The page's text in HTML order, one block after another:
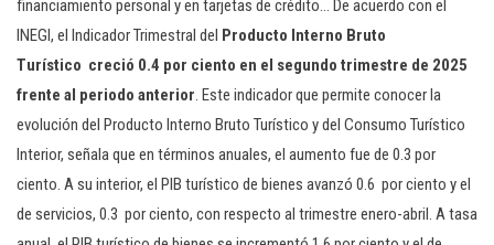
financiamiento personal y en tarjetas de crédito… De acuerdo con el
INEGI, el Indicador Trimestral del Producto Interno Bruto
Turístico creció 0.4 por ciento en el segundo trimestre de 2025
frente al periodo anterior. Este indicador que permite conocer la
evolución del Producto Interno Bruto Turístico y del Consumo Turístico
Interior, señala que en términos anuales, el aumento fue de 0.3 por
ciento. A su interior, el PIB turístico de bienes avanzó 0.6 por ciento y el
de servicios, 0.3 por ciento, con respecto al trimestre enero-abril. A tasa